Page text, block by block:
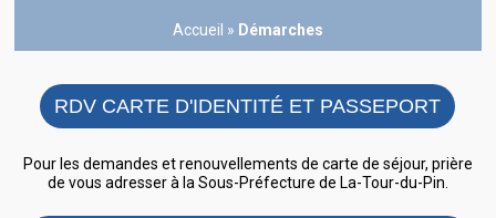
Accueil » Démarches
RDV CARTE D'IDENTITÉ ET PASSEPORT
Pour les demandes et renouvellements de carte de séjour, prière
de vous adresser à la Sous-Préfecture de La-Tour-du-Pin.